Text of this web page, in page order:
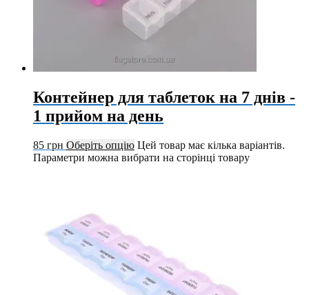
Контейнер для таблеток на 7 днів -
1 прийом на день
85 грн Оберіть опцію Цей товар має кілька варіантів.
Параметри можна вибрати на сторінці товару